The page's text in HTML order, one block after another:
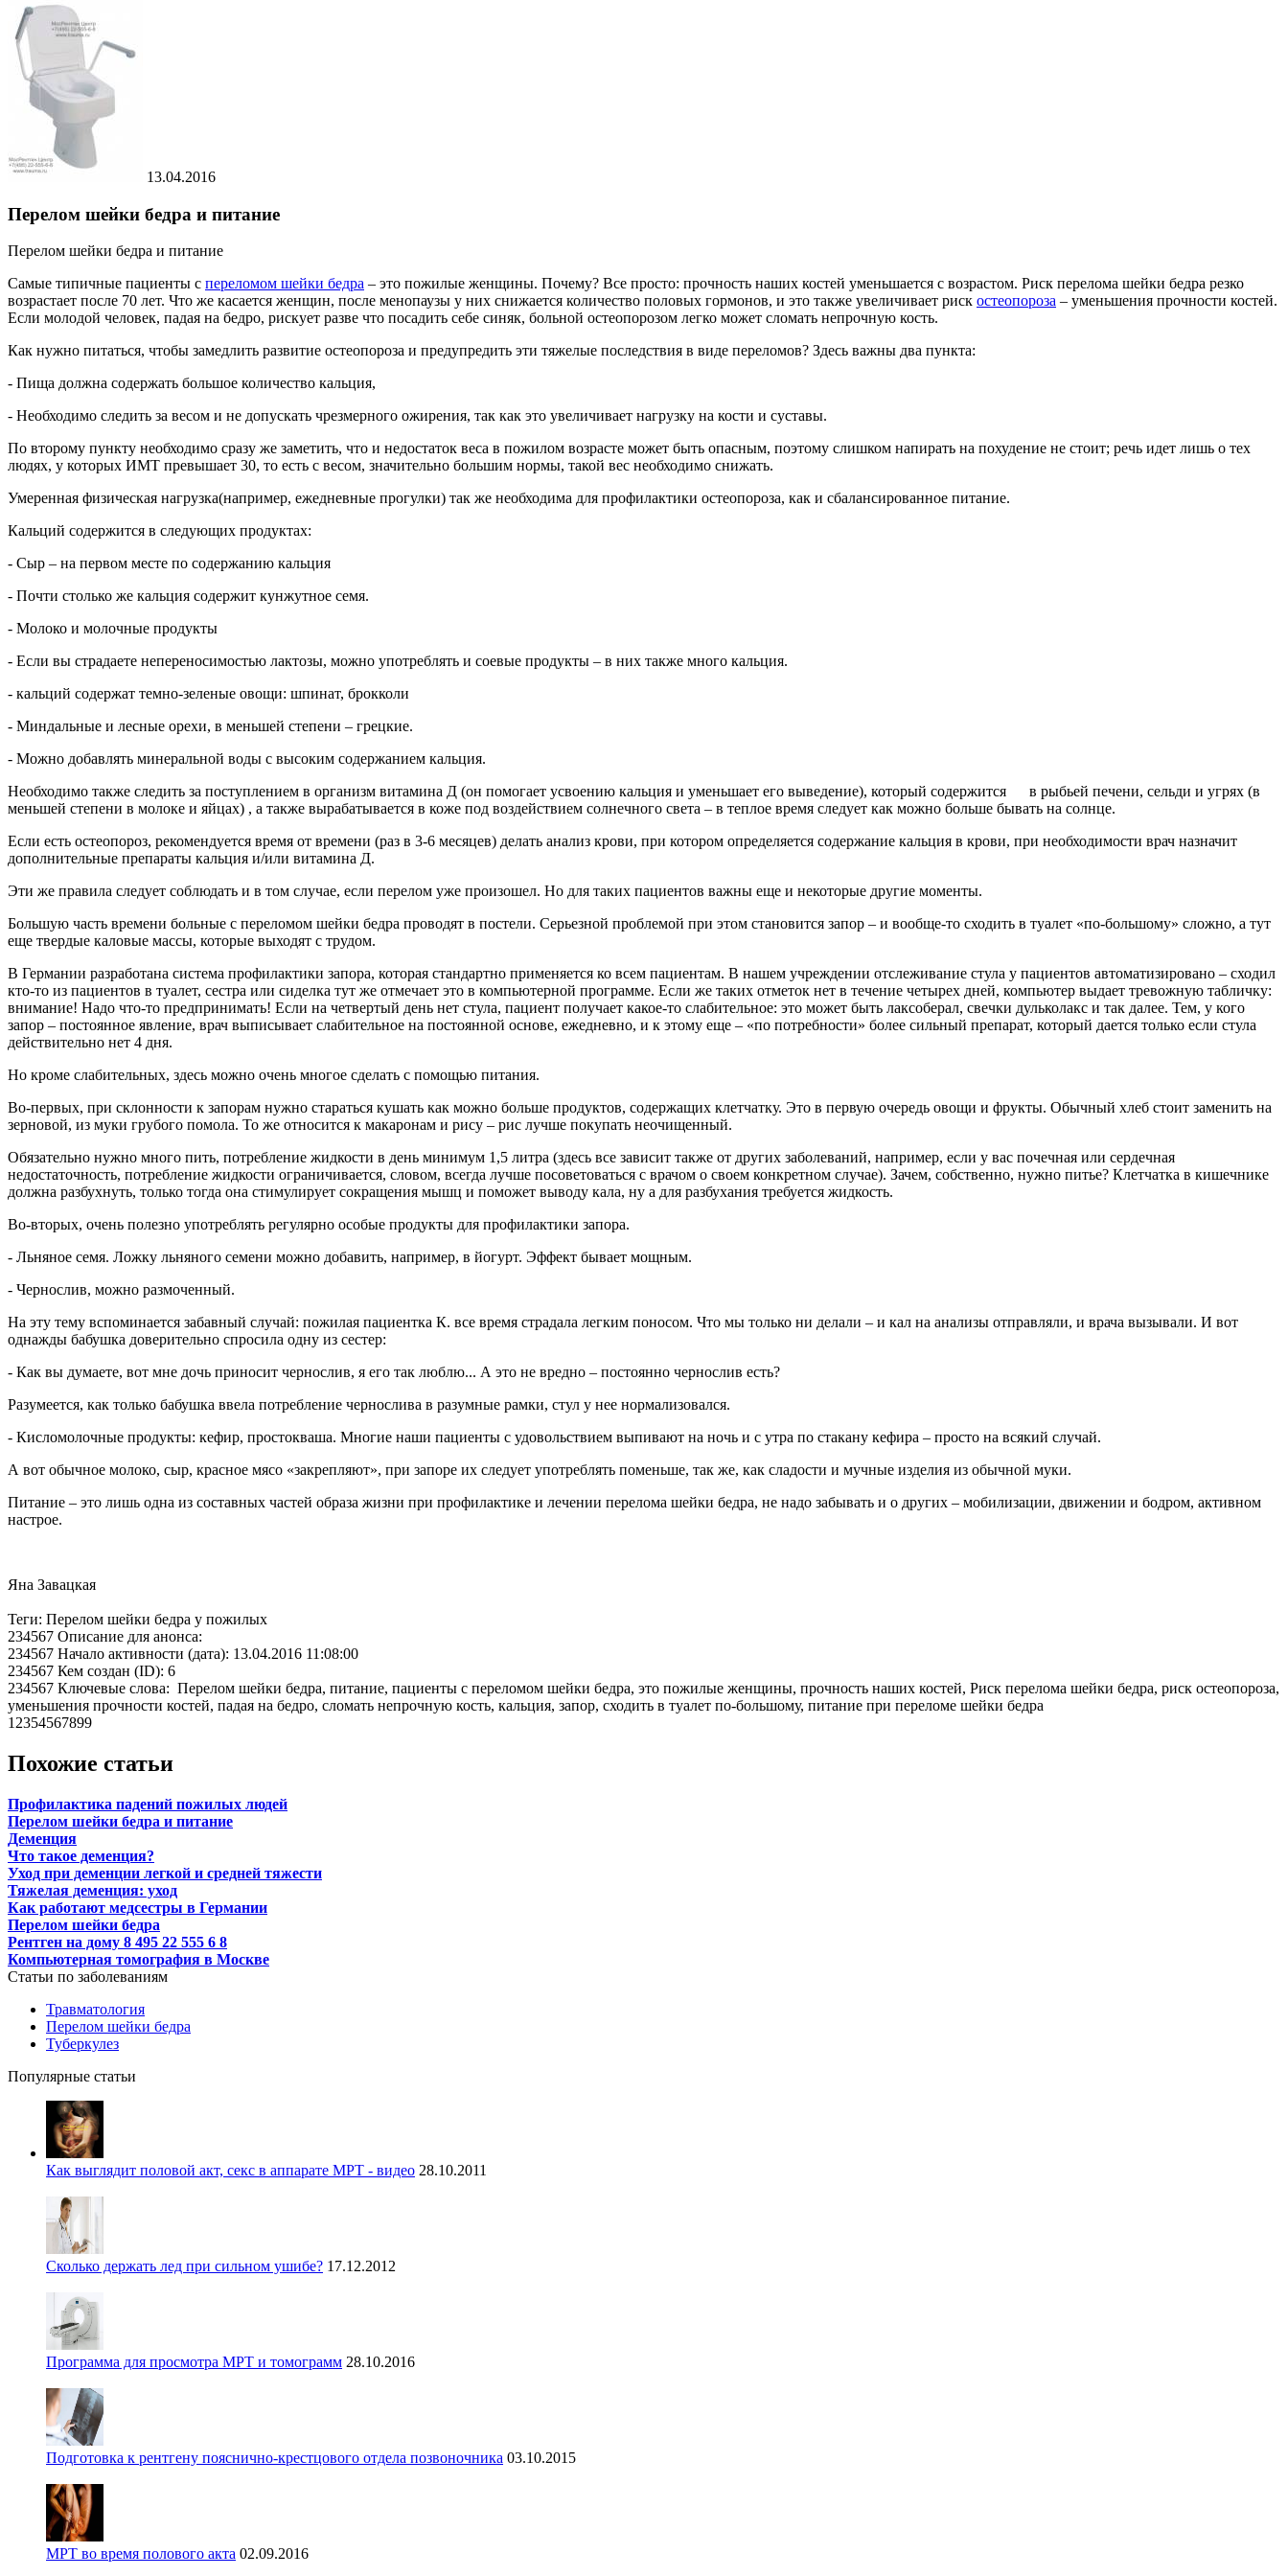
13.04.2016
Перелом шейки бедра и питание
Перелом шейки бедра и питание
Самые типичные пациенты с переломом шейки бедра – это пожилые женщины. Почему? Все просто: прочность наших костей уменьшается с возрастом. Риск перелома шейки бедра резко
возрастает после 70 лет. Что же касается женщин, после менопаузы у них снижается количество половых гормонов, и это также увеличивает риск остеопороза – уменьшения прочности костей.
Если молодой человек, падая на бедро, рискует разве что посадить себе синяк, больной остеопорозом легко может сломать непрочную кость.
Как нужно питаться, чтобы замедлить развитие остеопороза и предупредить эти тяжелые последствия в виде переломов? Здесь важны два пункта:
- Пища должна содержать большое количество кальция,
- Необходимо следить за весом и не допускать чрезмерного ожирения, так как это увеличивает нагрузку на кости и суставы.
По второму пункту необходимо сразу же заметить, что и недостаток веса в пожилом возрасте может быть опасным, поэтому слишком напирать на похудение не стоит; речь идет лишь о тех
людях, у которых ИМТ превышает 30, то есть с весом, значительно большим нормы, такой вес необходимо снижать.
Умеренная физическая нагрузка(например, ежедневные прогулки) так же необходима для профилактики остеопороза, как и сбалансированное питание.
Кальций содержится в следующих продуктах:
- Сыр – на первом месте по содержанию кальция
- Почти столько же кальция содержит кунжутное семя.
- Молоко и молочные продукты
- Если вы страдаете непереносимостью лактозы, можно употреблять и соевые продукты – в них также много кальция.
- кальций содержат темно-зеленые овощи: шпинат, брокколи
- Миндальные и лесные орехи, в меньшей степени – грецкие.
- Можно добавлять минеральной воды с высоким содержанием кальция.
Необходимо также следить за поступлением в организм витамина Д (он помогает усвоению кальция и уменьшает его выведение), который содержится в рыбьей печени, сельди и угрях (в
меньшей степени в молоке и яйцах) , а также вырабатывается в коже под воздействием солнечного света – в теплое время следует как можно больше бывать на солнце.
Если есть остеопороз, рекомендуется время от времени (раз в 3-6 месяцев) делать анализ крови, при котором определяется содержание кальция в крови, при необходимости врач назначит
дополнительные препараты кальция и/или витамина Д.
Эти же правила следует соблюдать и в том случае, если перелом уже произошел. Но для таких пациентов важны еще и некоторые другие моменты.
Большую часть времени больные с переломом шейки бедра проводят в постели. Серьезной проблемой при этом становится запор – и вообще-то сходить в туалет «по-большому» сложно, а тут
еще твердые каловые массы, которые выходят с трудом.
В Германии разработана система профилактики запора, которая стандартно применяется ко всем пациентам. В нашем учреждении отслеживание стула у пациентов автоматизировано – сходил
кто-то из пациентов в туалет, сестра или сиделка тут же отмечает это в компьютерной программе. Если же таких отметок нет в течение четырех дней, компьютер выдает тревожную табличку:
внимание! Надо что-то предпринимать! Если на четвертый день нет стула, пациент получает какое-то слабительное: это может быть лаксоберал, свечки дульколакс и так далее. Тем, у кого
запор – постоянное явление, врач выписывает слабительное на постоянной основе, ежедневно, и к этому еще – «по потребности» более сильный препарат, который дается только если стула
действительно нет 4 дня.
Но кроме слабительных, здесь можно очень многое сделать с помощью питания.
Во-первых, при склонности к запорам нужно стараться кушать как можно больше продуктов, содержащих клетчатку. Это в первую очередь овощи и фрукты. Обычный хлеб стоит заменить на
зерновой, из муки грубого помола. То же относится к макаронам и рису – рис лучше покупать неочищенный.
Обязательно нужно много пить, потребление жидкости в день минимум 1,5 литра (здесь все зависит также от других заболеваний, например, если у вас почечная или сердечная
недостаточность, потребление жидкости ограничивается, словом, всегда лучше посоветоваться с врачом о своем конкретном случае). Зачем, собственно, нужно питье? Клетчатка в кишечнике
должна разбухнуть, только тогда она стимулирует сокращения мышц и поможет выводу кала, ну а для разбухания требуется жидкость.
Во-вторых, очень полезно употреблять регулярно особые продукты для профилактики запора.
- Льняное семя. Ложку льняного семени можно добавить, например, в йогурт. Эффект бывает мощным.
- Чернослив, можно размоченный.
На эту тему вспоминается забавный случай: пожилая пациентка К. все время страдала легким поносом. Что мы только ни делали – и кал на анализы отправляли, и врача вызывали. И вот
однажды бабушка доверительно спросила одну из сестер:
- Как вы думаете, вот мне дочь приносит чернослив, я его так люблю... А это не вредно – постоянно чернослив есть?
Разумеется, как только бабушка ввела потребление чернослива в разумные рамки, стул у нее нормализовался.
- Кисломолочные продукты: кефир, простокваша. Многие наши пациенты с удовольствием выпивают на ночь и с утра по стакану кефира – просто на всякий случай.
А вот обычное молоко, сыр, красное мясо «закрепляют», при запоре их следует употреблять поменьше, так же, как сладости и мучные изделия из обычной муки.
Питание – это лишь одна из составных частей образа жизни при профилактике и лечении перелома шейки бедра, не надо забывать и о других – мобилизации, движении и бодром, активном
настрое.
Яна Завацкая
Теги: Перелом шейки бедра у пожилых
234567 Описание для анонса:
234567 Начало активности (дата): 13.04.2016 11:08:00
234567 Кем создан (ID): 6
234567 Ключевые слова: Перелом шейки бедра, питание, пациенты с переломом шейки бедра, это пожилые женщины, прочность наших костей, Риск перелома шейки бедра, риск остеопороза,
уменьшения прочности костей, падая на бедро, сломать непрочную кость, кальция, запор, сходить в туалет по-большому, питание при переломе шейки бедра
12354567899
Похожие статьи
Профилактика падений пожилых людей
Перелом шейки бедра и питание
Деменция
Что такое деменция?
Уход при деменции легкой и средней тяжести
Тяжелая деменция: уход
Как работают медсестры в Германии
Перелом шейки бедра
Рентген на дому 8 495 22 555 6 8
Компьютерная томография в Москве
Статьи по заболеваниям
Травматология
Перелом шейки бедра
Туберкулез
Популярные статьи
Как выглядит половой акт, секс в аппарате МРТ - видео 28.10.2011
Сколько держать лед при сильном ушибе? 17.12.2012
Программа для просмотра МРТ и томограмм 28.10.2016
Подготовка к рентгену пояснично-крестцового отдела позвоночника 03.10.2015
МРТ во время полового акта 02.09.2016